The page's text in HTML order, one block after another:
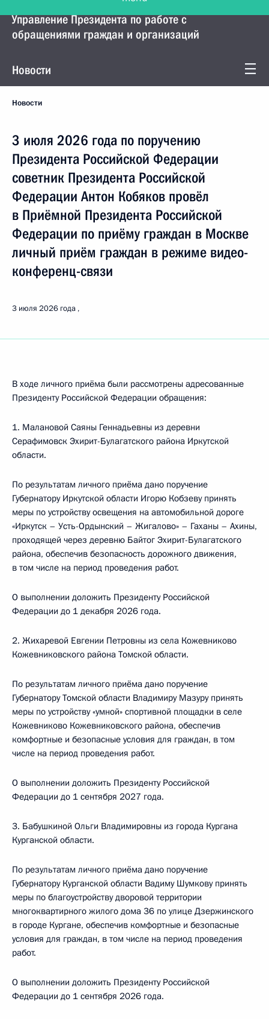
Управление Президента по работе с
обращениями граждан и организаций
Новости
Новости
3 июля 2026 года по поручению
Президента Российской Федерации
советник Президента Российской
Федерации Антон Кобяков провёл
в Приёмной Президента Российской
Федерации по приёму граждан в Москве
личный приём граждан в режиме видео-
конференц-связи
3 июля 2026 года
В ходе личного приёма были рассмотрены адресованные
Президенту Российской Федерации обращения:
1. Малановой Саяны Геннадьевны из деревни
Серафимовск Эхирит-Булагатского района Иркутской
области.
По результатам личного приёма дано поручение
Губернатору Иркутской области Игорю Кобзеву принять
меры по устройству освещения на автомобильной дороге
«Иркутск – Усть-Ордынский – Жигалово» – Гаханы – Ахины,
проходящей через деревню Байтог Эхирит-Булагатского
района, обеспечив безопасность дорожного движения,
в том числе на период проведения работ.
О выполнении доложить Президенту Российской
Федерации до 1 декабря 2026 года.
2. Жихаревой Евгении Петровны из села Кожевниково
Кожевниковского района Томской области.
По результатам личного приёма дано поручение
Губернатору Томской области Владимиру Мазуру принять
меры по устройству «умной» спортивной площадки в селе
Кожевниково Кожевниковского района, обеспечив
комфортные и безопасные условия для граждан, в том
числе на период проведения работ.
О выполнении доложить Президенту Российской
Федерации до 1 сентября 2027 года.
3. Бабушкиной Ольги Владимировны из города Кургана
Курганской области.
По результатам личного приёма дано поручение
Губернатору Курганской области Вадиму Шумкову принять
меры по благоустройству дворовой территории
многоквартирного жилого дома 36 по улице Дзержинского
в городе Кургане, обеспечив комфортные и безопасные
условия для граждан, в том числе на период проведения
работ.
О выполнении доложить Президенту Российской
Федерации до 1 сентября 2026 года.